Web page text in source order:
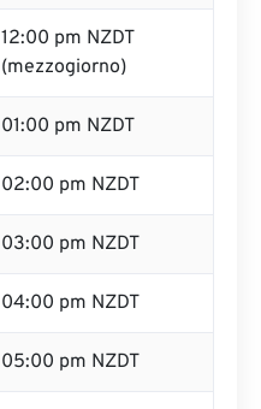
12:00 pm NZDT
(mezzogiorno)
01:00 pm NZDT
02:00 pm NZDT
03:00 pm NZDT
04:00 pm NZDT
05:00 pm NZDT